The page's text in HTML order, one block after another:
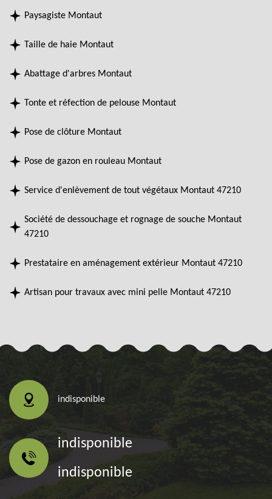
Paysagiste Montaut
Taille de haie Montaut
Abattage d'arbres Montaut
Tonte et réfection de pelouse Montaut
Pose de clôture Montaut
Pose de gazon en rouleau Montaut
Service d'enlèvement de tout végétaux Montaut 47210
Société de dessouchage et rognage de souche Montaut
47210
Prestataire en aménagement extérieur Montaut 47210
Artisan pour travaux avec mini pelle Montaut 47210
indisponible
indisponible
indisponible